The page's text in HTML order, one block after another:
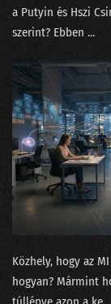
193
192
191
189
a Putyin és Hszi
szerint? Ebben ...
Közhely, hogy az
hogyan? Mármint